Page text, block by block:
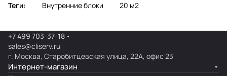
Теги: Внутренние блоки 20 м2
+7 499 703-37-18
sales@cliserv.ru
г. Москва, Старобитцевская улица, 22А, офис 23
Интернет-магазин